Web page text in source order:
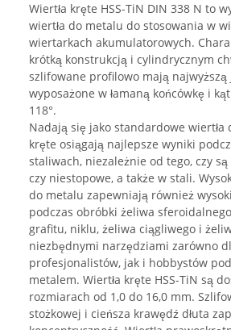
Wiertła kręte HSS-TiN DIN 338 N to
wiertła do metalu do stosowania w
wiertarkach akumulatorowych.
krótką konstrukcją i cylindrycznym
szlifowane profilowo mają najwyższą
wyposażone w łamaną końcówkę i
118°.
Nadają się jako standardowe wiertła
kręte osiągają najlepsze wyniki
staliwach, niezależnie od tego, czy
czy niestopowe, a także w stali.
do metalu zapewniają również
podczas obróbki żeliwa
grafitu, niklu, żeliwa ciągliwego i
niezbędnymi narzędziami zarówno
profesjonalistów, jak i hobbystów
metalem. Wiertła kręte HSS-TiN są
rozmiarach od 1,0 do 16,0 mm.
stożkowej i cieńsza krawędź dłuta